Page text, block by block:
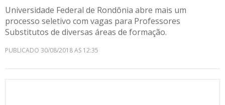
Universidade Federal de Rondônia abre mais um
processo seletivo com vagas para Professores
Substitutos de diversas áreas de formação.
PUBLICADO 30/08/2018 AS 12:35